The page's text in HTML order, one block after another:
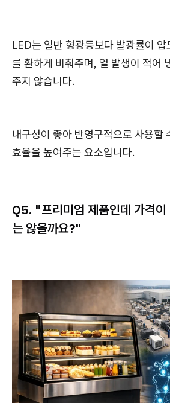
LED는 일반 형광등보다 발광률이
를 환하게 비춰주며, 열 발생이 적어
주지 않습니다.
내구성이 좋아 반영구적으로 사용할
효율을 높여주는 요소입니다.
Q5. "프리미엄 제품인데 가격이
는 않을까요?"